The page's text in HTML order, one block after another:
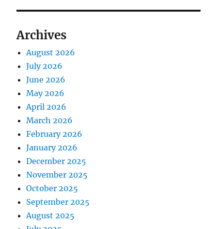
n
t
Archives
August 2026
July 2026
June 2026
May 2026
April 2026
March 2026
February 2026
January 2026
December 2025
November 2025
October 2025
September 2025
August 2025